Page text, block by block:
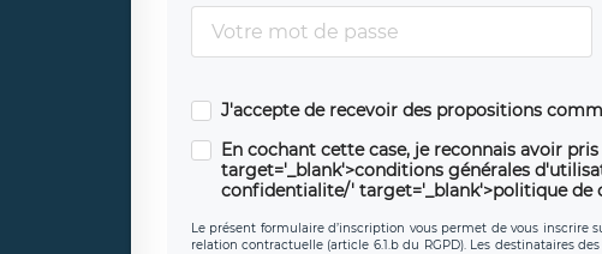
J'accepte de recevoir des propositions
En cochant cette case, je reconnais avoir
target='_blank'>conditions générales
confidentialite/' target='_blank'>politique de
Le présent formulaire d’inscription vous permet de vous inscrire
relation contractuelle (article 6.1.b du RGPD). Les destinataires